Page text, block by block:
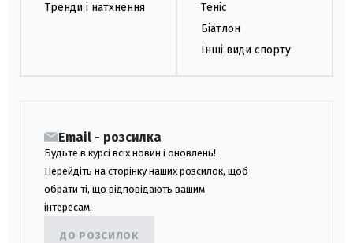
Тренди і натхнення
Теніс
Біатлон
Інші види спорту
Email - розсилка
Будьте в курсі всіх новин і оновлень!
Перейдіть на сторінку наших розсилок, щоб
обрати ті, що відповідають вашим
інтересам.
ДО РОЗСИЛОК